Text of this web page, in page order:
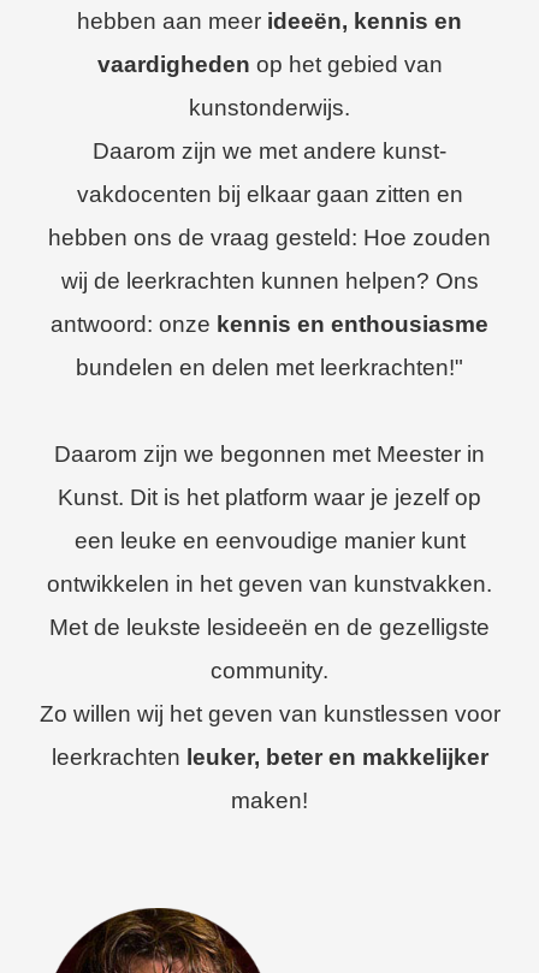
hebben aan meer ideeën, kennis en
vaardigheden op het gebied van
kunstonderwijs.
Daarom zijn we met andere kunst-
vakdocenten bij elkaar gaan zitten en
hebben ons de vraag gesteld: Hoe zouden
wij de leerkrachten kunnen helpen? Ons
antwoord: onze kennis en enthousiasme
bundelen en delen met leerkrachten!"
Daarom zijn we begonnen met Meester in
Kunst. Dit is het platform waar je jezelf op
een leuke en eenvoudige manier kunt
ontwikkelen in het geven van kunstvakken.
Met de leukste lesideeën en de gezelligste
community.
Zo willen wij het geven van kunstlessen voor
leerkrachten leuker, beter en makkelijker
maken!